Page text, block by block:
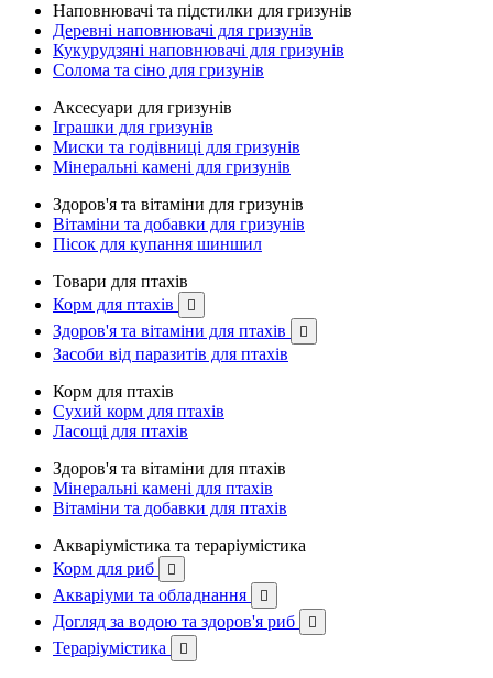
Наповнювачі та підстилки для гризунів
Деревні наповнювачі для гризунів
Кукурудзяні наповнювачі для гризунів
Солома та сіно для гризунів
Аксесуари для гризунів
Іграшки для гризунів
Миски та годівниці для гризунів
Мінеральні камені для гризунів
Здоров'я та вітаміни для гризунів
Вітаміни та добавки для гризунів
Пісок для купання шиншил
Товари для птахів
Корм для птахів

Здоров'я та вітаміни для птахів 
Засоби від паразитів для птахів
Корм для птахів
Сухий корм для птахів
Ласощі для птахів
Здоров'я та вітаміни для птахів
Мінеральні камені для птахів
Вітаміни та добавки для птахів
Акваріумістика та тераріумістика
Корм для риб

Акваріуми та обладнання 
Догляд за водою та здоров'я риб 
Тераріумістика 